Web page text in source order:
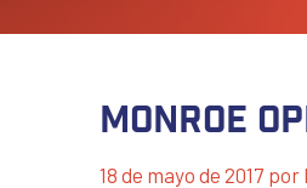
Monroe
18 de mayo de 2017 por